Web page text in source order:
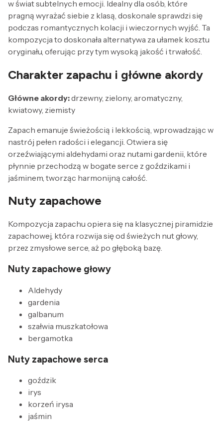
w świat subtelnych emocji. Idealny dla osób, które
pragną wyrażać siebie z klasą, doskonale sprawdzi się
podczas romantycznych kolacji i wieczornych wyjść. Ta
kompozycja to doskonała alternatywa za ułamek kosztu
oryginału, oferując przy tym wysoką jakość i trwałość.
Charakter zapachu i główne akordy
Główne akordy:drzewny, zielony, aromatyczny,
kwiatowy, ziemisty
Zapach emanuje świeżością i lekkością, wprowadzając w
nastrój pełen radości i elegancji. Otwiera się
orzeźwiającymi aldehydami oraz nutami gardenii, które
płynnie przechodzą w bogate serce z goździkami i
jaśminem, tworząc harmonijną całość.
Nuty zapachowe
Kompozycja zapachu opiera się na klasycznej piramidzie
zapachowej, która rozwija się od świeżych nut głowy,
przez zmysłowe serce, aż po głęboką bazę.
Nuty zapachowe głowy
Aldehydy
gardenia
galbanum
szałwia muszkatołowa
bergamotka
Nuty zapachowe serca
goździk
irys
korzeń irysa
jaśmin